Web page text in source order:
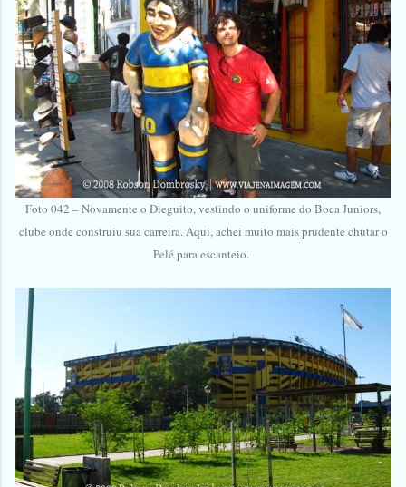
Foto 042 – Novamente o Dieguito, vestindo o uniforme do Boca Juniors,
clube onde construiu sua carreira. Aqui, achei muito mais prudente chutar o
Pelé para escanteio.